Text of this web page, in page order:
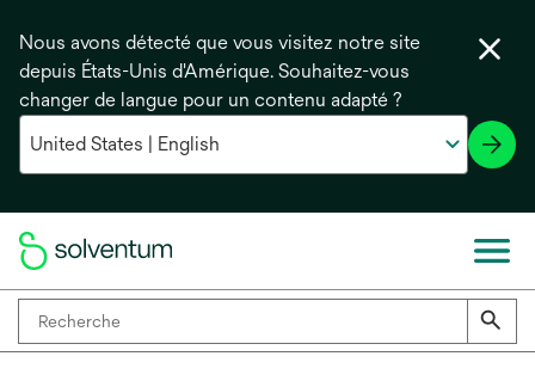
Nous avons détecté que vous visitez notre site
depuis États-Unis d'Amérique. Souhaitez-vous
changer de langue pour un contenu adapté ?